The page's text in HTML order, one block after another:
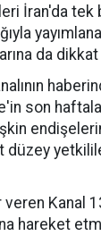
İran'da tek
da
son
Kanal
hareket